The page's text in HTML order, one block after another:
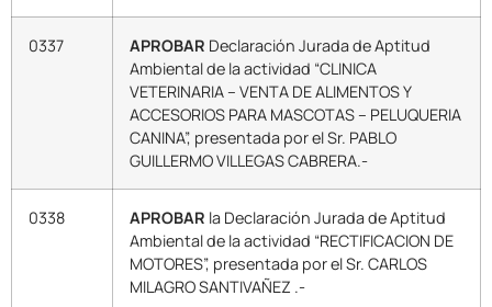
0337 APROBAR Declaración Jurada de Aptitud
Ambiental de la actividad “CLINICA
VETERINARIA – VENTA DE ALIMENTOS Y
ACCESORIOS PARA MASCOTAS – PELUQUERIA
CANINA”, presentada por el Sr. PABLO
GUILLERMO VILLEGAS CABRERA.-
0338 APROBAR la Declaración Jurada de Aptitud
Ambiental de la actividad “RECTIFICACION DE
MOTORES”, presentada por el Sr. CARLOS
MILAGRO SANTIVAÑEZ .-